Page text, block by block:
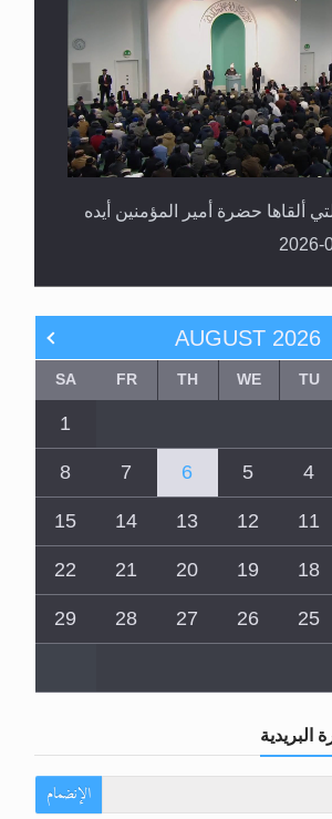
ألقاها حضرة أمير المؤمنين أيده
AUGUST 2026
SA
1
4
5
6
7
8
11
12
13
14
15
18
19
20
21
22
البريدية